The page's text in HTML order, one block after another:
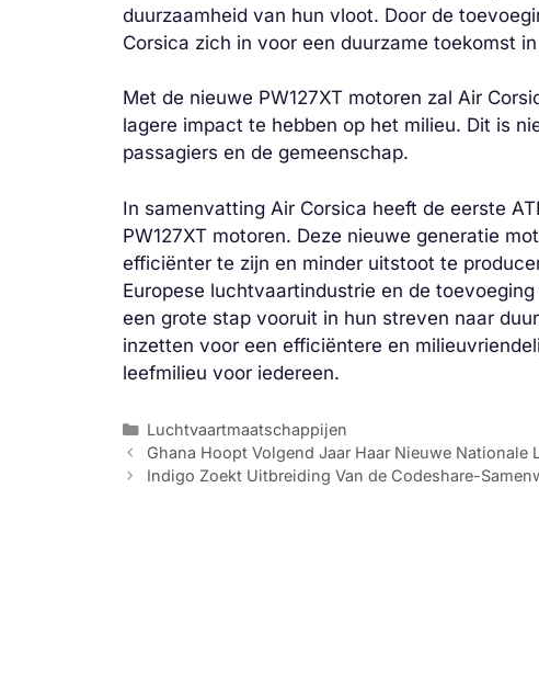
duurzaamheid van hun vloot. Door de
Corsica zich in voor een duurzame toekomst
Met de nieuwe PW127XT motoren zal Air
lagere impact te hebben op het milieu. Dit is
passagiers en de gemeenschap.
In samenvatting Air Corsica heeft de eerste
PW127XT motoren. Deze nieuwe generatie
efficiënter te zijn en minder uitstoot te
Europese luchtvaartindustrie en de
een grote stap vooruit in hun streven naar
inzetten voor een efficiëntere en
leefmilieu voor iedereen.
Categorieën
Luchtvaartmaatschappijen
Ghana Hoopt Volgend Jaar Haar Nieuwe Nationale
Indigo Zoekt Uitbreiding Van de Codeshare-